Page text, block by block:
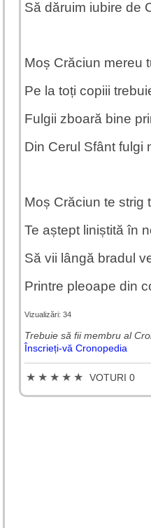
Să dăruim iubire de
Moș Crăciun mereu
Pe la toți copiii
Fulgii zboară bine
Din Cerul Sfânt fulgi
Moș Crăciun te strig
Te aștept liniștită în
Să vii lângă bradul
Printre pleoape din
Vizualizări: 34
Trebuie să fii membru al
Înscrieți-vă Cronopedia
★ ★ ★ ★ ★ VOTURI 0